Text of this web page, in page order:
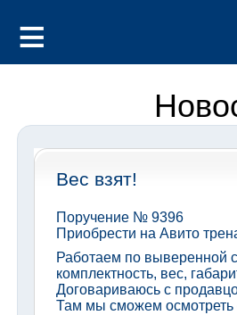
Вес взят!
Поручение № 9396
Приобрести на Авито
Работаем по выверенной
комплектность, вес,
Договариваюсь с
Там мы сможем осмотреть